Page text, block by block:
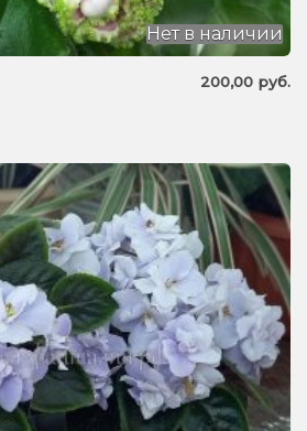
200,00 руб.
Нет в наличии